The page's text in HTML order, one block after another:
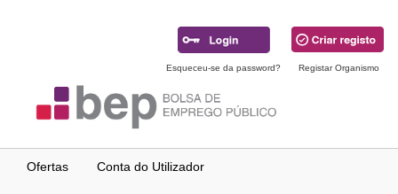
Esqueceu-se da password? Registar Organismo
Ofertas Conta do Utilizador